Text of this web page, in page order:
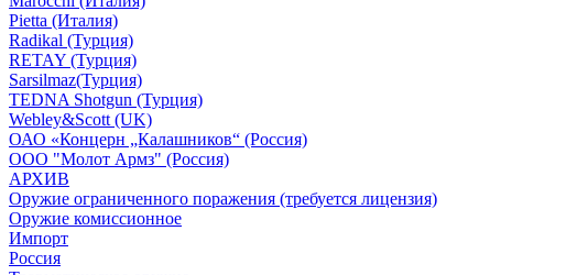
Pietta (Италия)
Radikal (Турция)
RETAY (Турция)
Sarsilmaz(Турция)
TEDNA Shotgun (Турция)
Webley&Scott (UK)
ОАО «Концерн „Калашников“ (Россия)
ООО "Молот Армз" (Россия)
АРХИВ
Оружие ограниченного поражения (требуется лицензия)
Оружие комиссионное
Импорт
Россия